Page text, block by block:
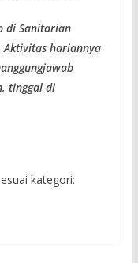
di Sanitarian
Aktivitas hariannya
tinggal di
kategori: